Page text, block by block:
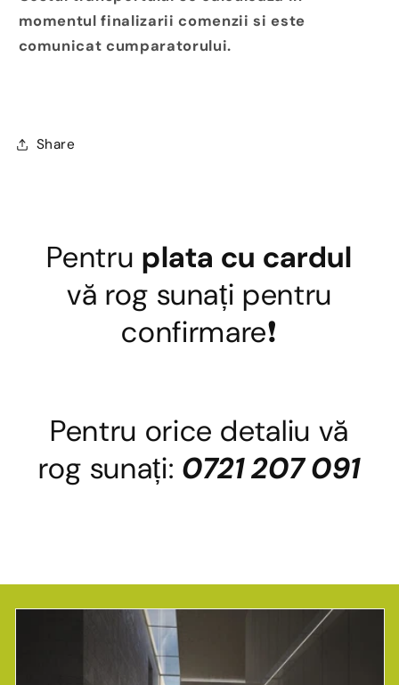
momentul finalizarii comenzii si este
comunicat cumparatorului.
Share
Pentru plata cu cardul
vă rog sunați pentru
confirmare❗
Pentru orice detaliu vă
rog sunați: 0721 207 091